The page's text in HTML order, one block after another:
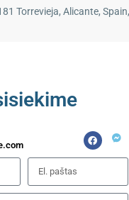
Torrevieja, Alicante, Spain,